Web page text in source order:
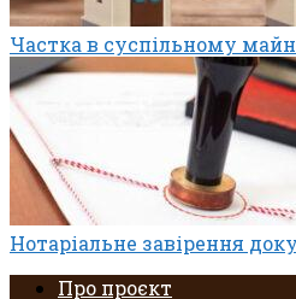
Частка в суспільному
Нотаріальне завірення
Про проєкт